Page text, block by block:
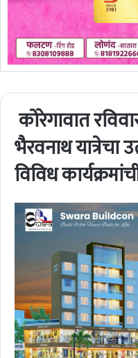
कोरेगावात
भैरवनाथ
विविध